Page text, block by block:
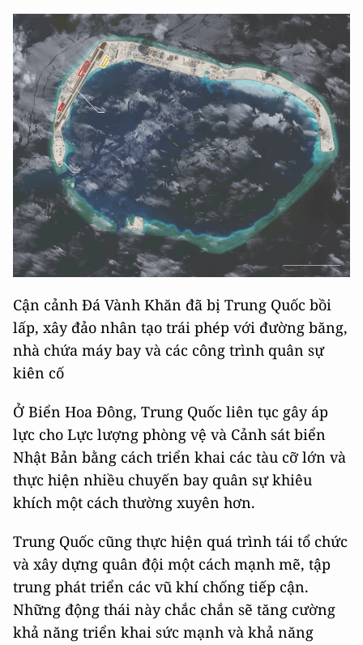
Cận cảnh Đá Vành Khăn đã bị Trung Quốc bồi
lấp, xây đảo nhân tạo trái phép với đường băng,
nhà chứa máy bay và các công trình quân sự
kiên cố
Ở Biển Hoa Đông, Trung Quốc liên tục gây áp
lực cho Lực lượng phòng vệ và Cảnh sát biển
Nhật Bản bằng cách triển khai các tàu cỡ lớn và
thực hiện nhiều chuyến bay quân sự khiêu
khích một cách thường xuyên hơn.
Trung Quốc cũng thực hiện quá trình tái tổ chức
và xây dựng quân đội một cách mạnh mẽ, tập
trung phát triển các vũ khí chống tiếp cận.
Những động thái này chắc chắn sẽ tăng cường
khả năng triển khai sức mạnh và khả năng